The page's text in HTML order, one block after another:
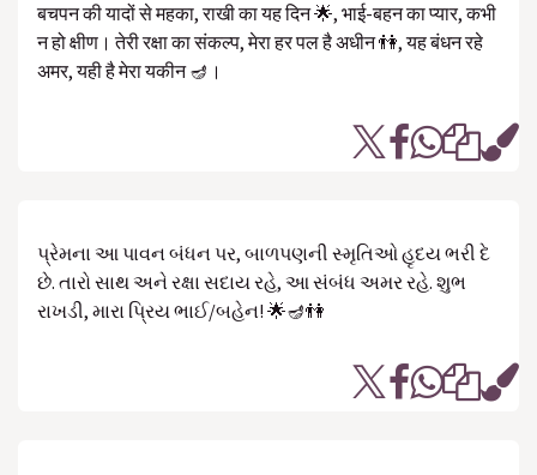
बचपन की यादों से महका, राखी का यह दिन 🌟, भाई-बहन का प्यार, कभी
न हो क्षीण। तेरी रक्षा का संकल्प, मेरा हर पल है अधीन 👫, यह बंधन रहे
अमर, यही है मेरा यकीन 🪔।
પ્રેમના આ પાવન બંધન પર, બાળપણની સ્મૃતિઓ હૃદય ભરી દે
છે. તારો સાથ અને રક્ષા સદાય રહે, આ સંબંધ અમર રહે. શુભ
રાખડી, મારા પ્રિય ભાઈ/બહેન! 🌟🪔👫